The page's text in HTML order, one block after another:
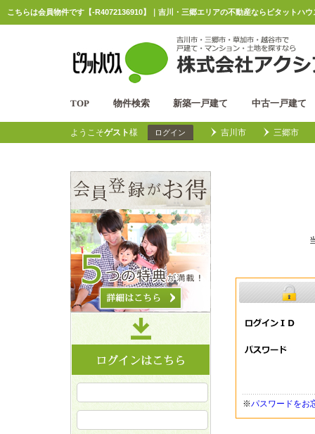
こちらは会員物件です【-R4072136910】｜吉川・三郷エリアの不動産ならピタットハ
TOP 物件検索 新築一戸建て 中古一戸建て
ようこそゲスト様 ログイン 吉川市 三郷市
※パスワードをお